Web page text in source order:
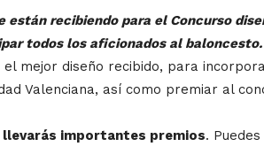
recibiendo para el Concurso
todos los aficionados al baloncesto.
mejor diseño recibido, para
Valenciana, así como premiar al
importantes premios.